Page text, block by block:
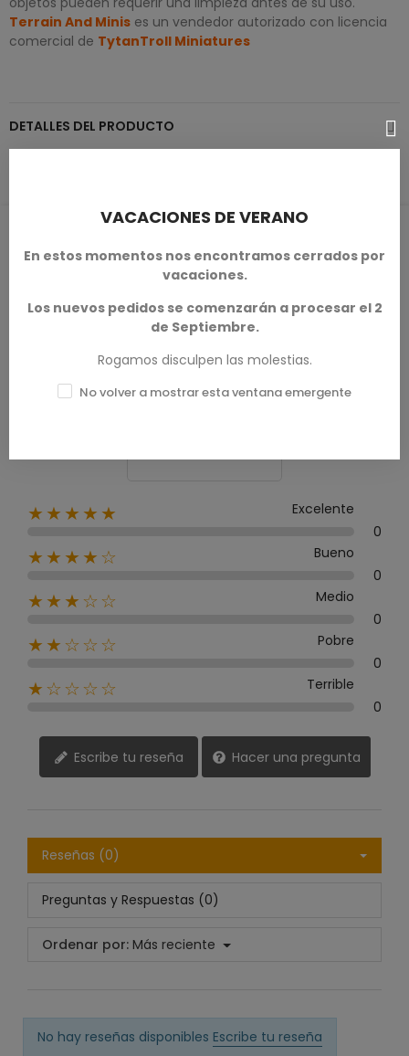
Terrain And Minis es un vendedor autorizado con licencia
comercial de TytanTroll Miniatures
DETALLES DEL PRODUCTO
Calificación media
0.0
★★★★★
Excelente
0
★★★★☆
Bueno
0
★★★☆☆
Medio
0
★★☆☆☆
Pobre
0
★☆☆☆☆
Terrible
0
Escribe tu reseña Hacer una pregunta
Reseñas (0)
Preguntas y Respuestas (0)
Ordenar por: Más reciente
No hay reseñas disponibles Escribe tu reseña
VACACIONES DE VERANO
En estos momentos nos encontramos cerrados por
vacaciones.
Los nuevos pedidos se comenzarán a procesar el 2
de Septiembre.
Rogamos disculpen las molestias.
No volver a mostrar esta ventana emergente